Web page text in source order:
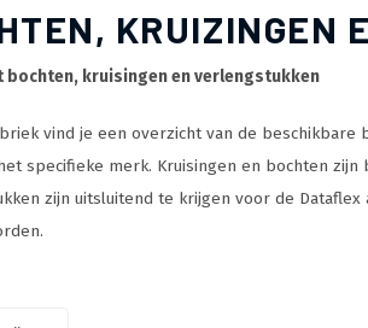
KRUIZINGEN
bochten, kruisingen en verlengstukken
vind je een overzicht van de
specifieke merk. Kruisingen en bochten
zijn uitsluitend te krijgen voor de